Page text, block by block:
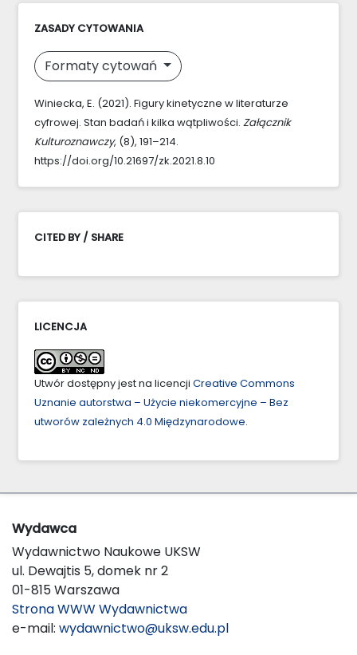
ZASADY CYTOWANIA
Formaty cytowań
Winiecka, E. (2021). Figury kinetyczne w literaturze
cyfrowej. Stan badań i kilka wątpliwości. Załącznik
Kulturoznawczy, (8), 191–214.
https://doi.org/10.21697/zk.2021.8.10
CITED BY / SHARE
LICENCJA
Utwór dostępny jest na licencji Creative Commons
Uznanie autorstwa – Użycie niekomercyjne – Bez
utworów zależnych 4.0 Międzynarodowe.
Wydawca
Wydawnictwo Naukowe UKSW
ul. Dewajtis 5, domek nr 2
01-815 Warszawa
Strona WWW Wydawnictwa
e-mail: wydawnictwo@uksw.edu.pl